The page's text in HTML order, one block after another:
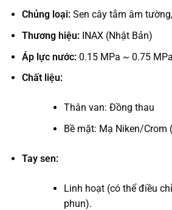
Chủng loại:Sen cây tắm âm
Thương hiệu:INAX (Nhật Bản)
Áp lực nước:0.15 MPa ~ 0.75 MPa
Chất liệu:
Thân van: Đồng thau
Bề mặt: Mạ Niken/Crom
Tay sen:
Linh hoạt (có thể điều
phun).